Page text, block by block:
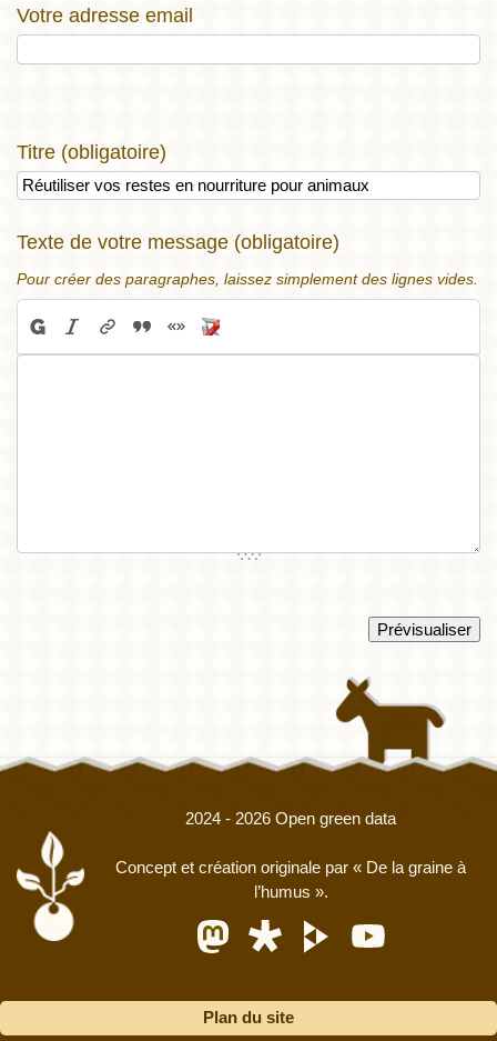
Votre adresse email
Titre (obligatoire)
Texte de votre message (obligatoire)
Pour créer des paragraphes, laissez simplement des lignes vides.
2024 - 2026 Open green data
Concept et création originale par « De la graine à
l’humus ».
Plan du site